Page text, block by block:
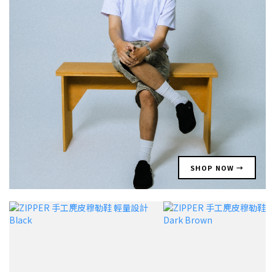
SHOP NOW →